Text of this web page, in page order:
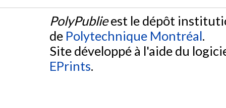
PolyPublieest le dépôt
de Polytechnique Montréal.
Site développé à l'aide du
EPrints.